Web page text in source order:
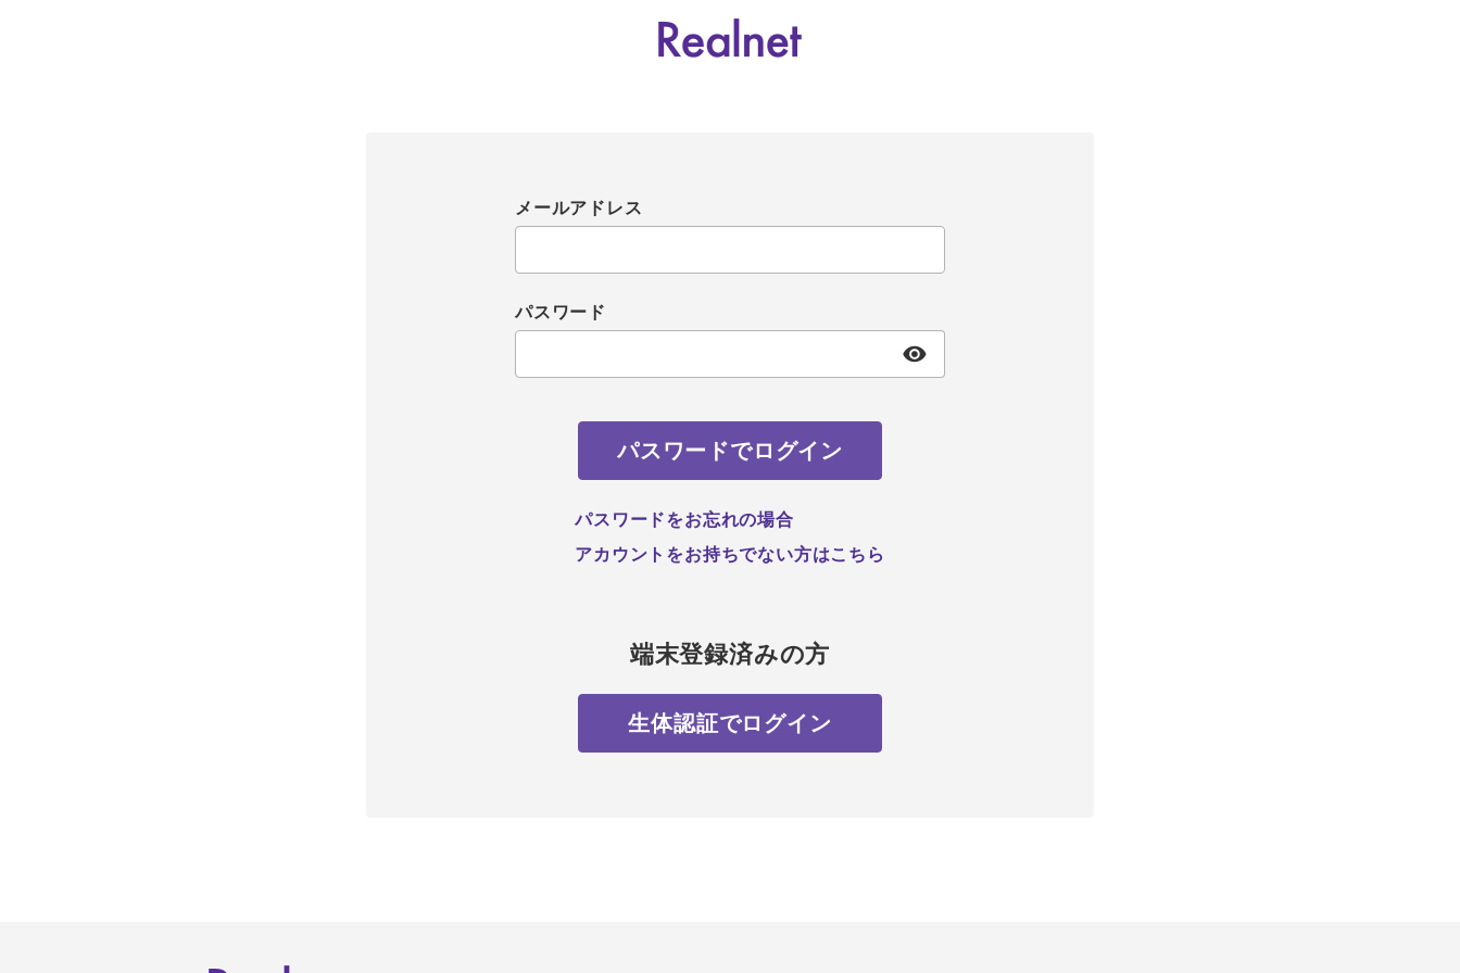
メールアドレス
パスワード
パスワードでログイン
パスワードをお忘れの場合
アカウントをお持ちでない方はこちら
端末登録済みの方
生体認証でログイン